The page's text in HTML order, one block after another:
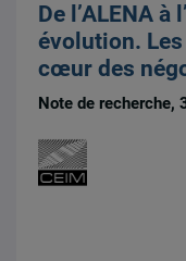
De l’ALENA
évolution.
cœur des
Note de recherche,